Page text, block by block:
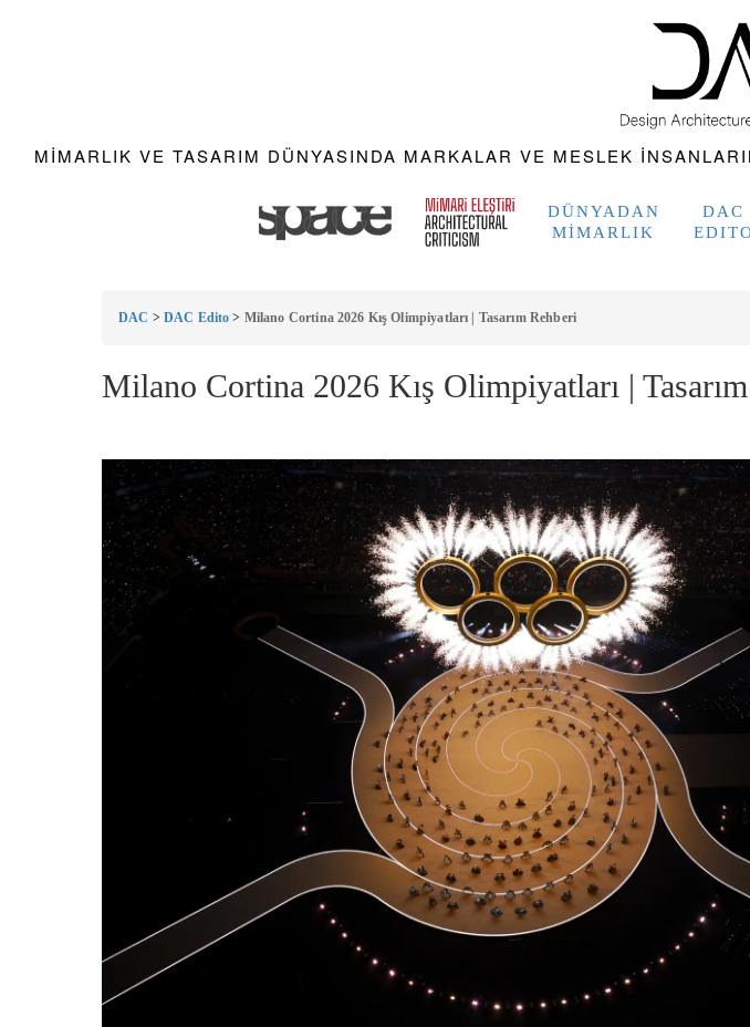
MIMARLIK VE TASARIM DÜNYASINDA MARKALAR VE MESLEK
DÜNYADAN
MIMARLIK
DAC
DAC > DAC Edito > Milano Cortina 2026 Kış Olimpiyatları | Tasarım Rehberi
Milano Cortina 2026 Kış Olimpiyatları |